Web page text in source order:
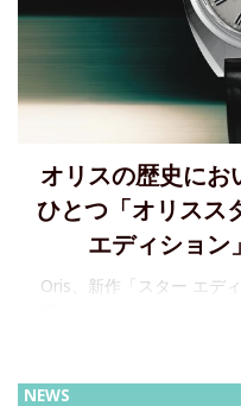
オリスの歴史にお
ひとつ「オリスス
エディション
Oris、新作「スター エデ
しました。その翌年、初
NEWS